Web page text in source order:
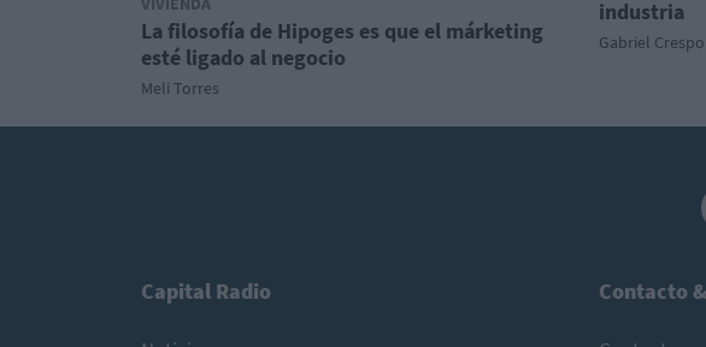
La filosofía de Hipoges es que el márketing
esté ligado al negocio
Meli Torres
industria
Gabriel Crespo
Capital Radio Contacto